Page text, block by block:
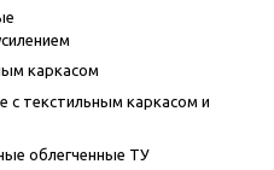
каркасом
с текстильным каркасом и
облегченные ТУ